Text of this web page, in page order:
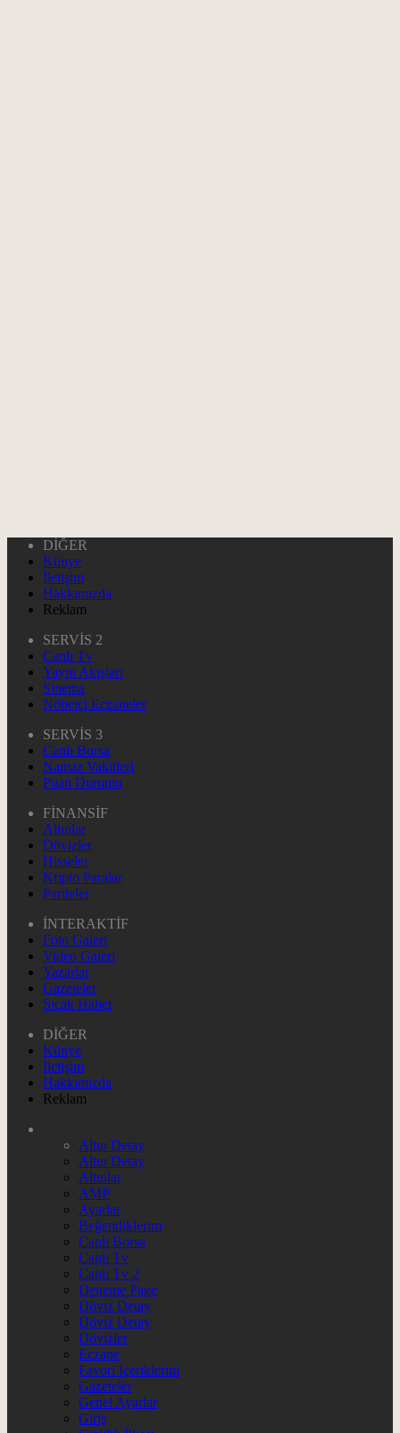
DİĞER
Künye
İletişim
Hakkımızda
Reklam
SERVİS 2
Canlı Tv
Yayın Akışları
Sinema
Nöbetçi Eczaneler
SERVİS 3
Canlı Borsa
Namaz Vakitleri
Puan Durumu
FİNANSİF
Altınlar
Dövizler
Hisseler
Kripto Paralar
Pariteler
İNTERAKTİF
Foto Galeri
Video Galeri
Yazarlar
Gazeteler
Sıcak Haber
DİĞER
Künye
İletişim
Hakkımızda
Reklam
Altın Detay
Altın Detay
Altınlar
AMP
Ayarlar
Beğendiklerim
Canlı Borsa
Canlı Tv
Canlı Tv 2
Deneme Page
Döviz Detay
Döviz Detay
Dövizler
Eczane
Favori İçeriklerim
Gazeteler
Genel Ayarlar
Giriş